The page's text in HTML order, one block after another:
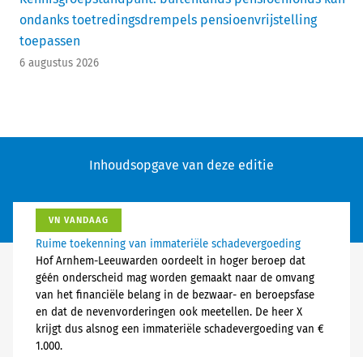
ondanks toetredingsdrempels pensioenvrijstelling
toepassen
6 augustus 2026
Inhoudsopgave van deze editie
VN VANDAAG
Ruime toekenning van immateriële schadevergoeding
Hof Arnhem-Leeuwarden oordeelt in hoger beroep dat
géén onderscheid mag worden gemaakt naar de omvang
van het financiële belang in de bezwaar- en beroepsfase
en dat de nevenvorderingen ook meetellen. De heer X
krijgt dus alsnog een immateriële schadevergoeding van €
1.000.